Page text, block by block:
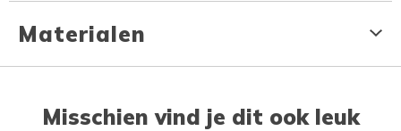
Materialen
Misschien vind je dit ook leuk